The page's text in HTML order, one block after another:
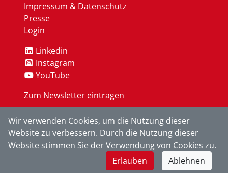
Impressum & Datenschutz
Presse
Login
Linkedin
Instagram
YouTube
Zum Newsletter eintragen
OK
Wir verwenden Cookies, um die Nutzung dieser
Website zu verbessern. Durch die Nutzung dieser
Website stimmen Sie der Verwendung von Cookies zu.
Erlauben
Ablehnen